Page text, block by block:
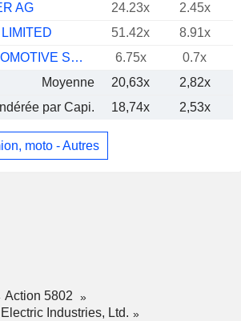
AG
24.23x
2.45x
51.42x
8.91x
HUAYU AUTOMOTIVE SYSTEMS COMPANY LIMITED
6.75x
0.7x
Moyenne
20,63x
2,82x
par Capi.
18,74x 2,53x
moto - Autres
Action 5802
Industries, Ltd.